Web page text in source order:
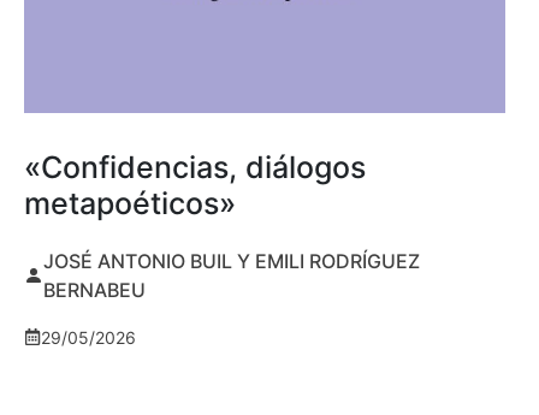
«Confidencias, diálogos
metapoéticos»
JOSÉ ANTONIO BUIL Y EMILI RODRÍGUEZ
BERNABEU
29/05/2026